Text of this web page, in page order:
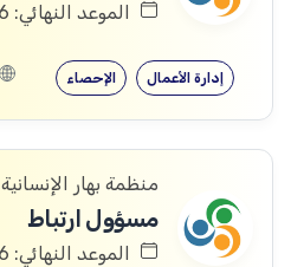
الموعد النهائي: 16/08/2026
الإحصاء إدارة الأعمال
منظمة بهار الإنسانية
مسؤول ارتباط
الموعد النهائي: 10/08/2026